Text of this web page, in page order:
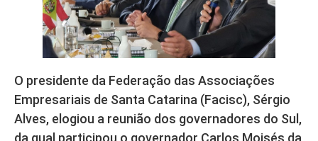
O presidente da Federação das Associações
Empresariais de Santa Catarina (Facisc), Sérgio
Alves, elogiou a reunião dos governadores do Sul,
da qual participou o governador Carlos Moisés da